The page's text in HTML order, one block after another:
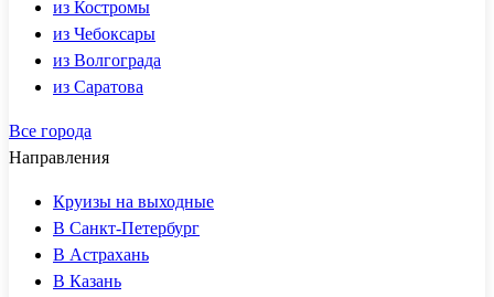
из Костромы
из Чебоксары
из Волгограда
из Саратова
Все города
Направления
Круизы на выходные
В Санкт-Петербург
В Астрахань
В Казань